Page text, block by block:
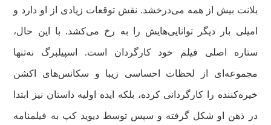
بلانت بیش از همه می‌درخشد. نقش توقعات زیادی از او دارد و
امیلی بار دیگر توانایی‌هایش را به رخ می‌کشد. با این حال،
ستاره اصلی فیلم خود کارگردان است. اسپیلبرگ نه‌تنها
مجموعه‌ای از لحظات احساسی زیبا و سکانس‌های اکشن
خیره‌کننده را کارگردانی کرده، بلکه ایده اولیه داستان نیز ابتدا
در ذهن او شکل گرفته و سپس توسط دیوید کپ به فیلمنامه